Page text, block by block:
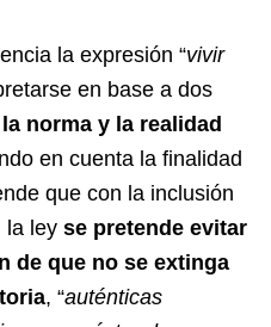
la expresión “vivir
en base a dos
norma y la realidad
en cuenta la finalidad
que con la inclusión
la ley se pretende evitar
de que no se extinga
, “auténticas